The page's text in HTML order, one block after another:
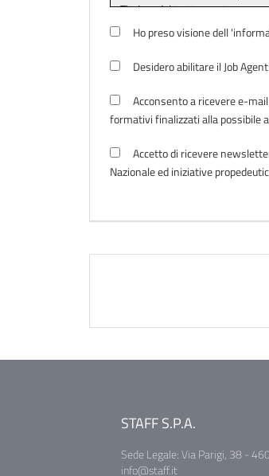
Ho preso visione dell
Desidero abilitare il Job
Acconsento a ricevere e-
formativi finalizzati alla possibile
Accetto di ricevere
Nazionale ed iniziative
STAFF S.P.A.
Sede Legale: Via Parigi, 38 -
info@staff.it